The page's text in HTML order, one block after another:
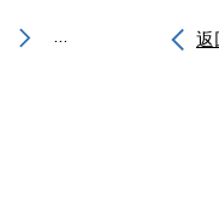
講壇事奉（13期）返